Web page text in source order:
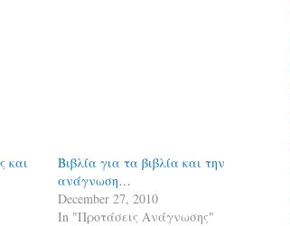
και
Βιβλία για τα βιβλία και την
ανάγνωση…
December 27, 2010
In "Προτάσεις Ανάγνωσης"